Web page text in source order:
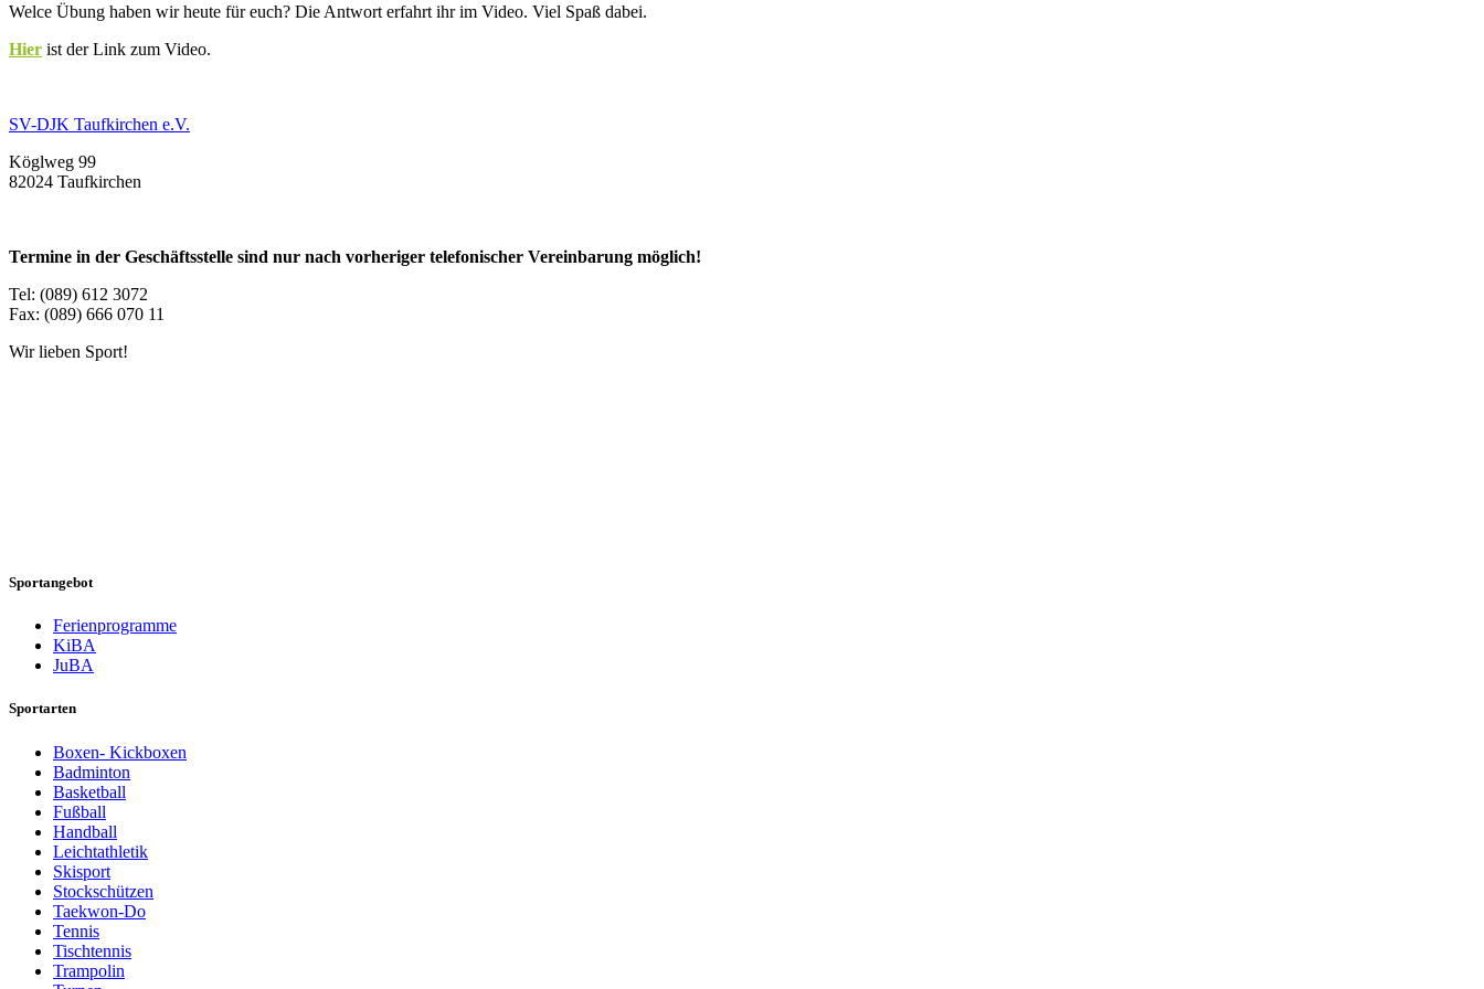
Welce Übung haben wir heute für euch? Die Antwort erfahrt ihr im Video. Viel Spaß dabei.
Hier ist der Link zum Video.
SV-DJK Taufkirchen e.V.
Köglweg 99
82024 Taufkirchen
Termine in der Geschäftsstelle sind nur nach vorheriger telefonischer Vereinbarung möglich!
Tel: (089) 612 3072
Fax: (089) 666 070 11
Wir lieben Sport!
Sportangebot
Ferienprogramme
KiBA
JuBA
Sportarten
Boxen- Kickboxen
Badminton
Basketball
Fußball
Handball
Leichtathletik
Skisport
Stockschützen
Taekwon-Do
Tennis
Tischtennis
Trampolin